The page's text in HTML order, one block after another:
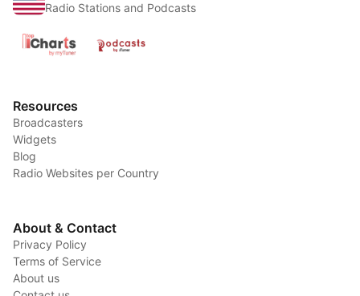
Radio Stations and Podcasts
Resources
Broadcasters
Widgets
Blog
Radio Websites per Country
About & Contact
Privacy Policy
Terms of Service
About us